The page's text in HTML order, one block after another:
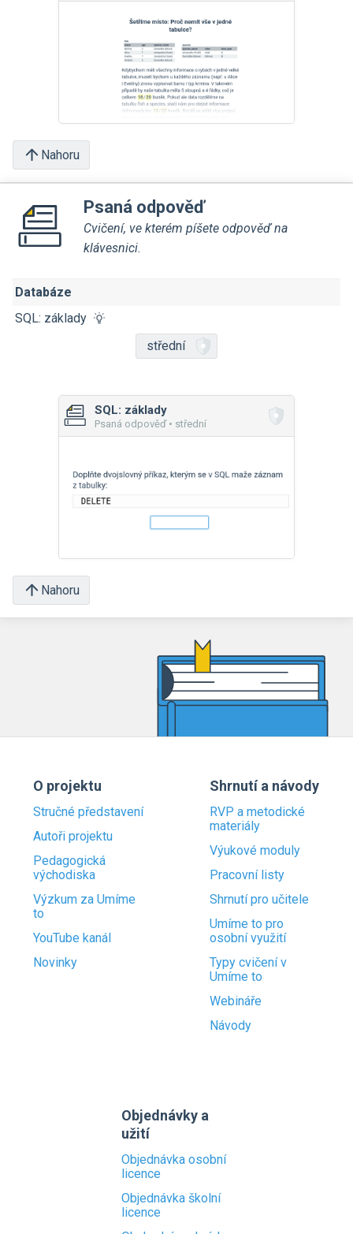
Nahoru
Psaná odpověď
Cvičení, ve kterém píšete odpověď na
klávesnici.
Databáze
SQL: základy
střední
SQL: základy
Psaná odpověď • střední
Nahoru
O projektu
Stručné představení
Autoři projektu
Pedagogická
východiska
Výzkum za Umíme
to
YouTube kanál
Novinky
Shrnutí a návody
RVP a metodické
materiály
Výukové moduly
Pracovní listy
Shrnutí pro učitele
Umíme to pro
osobní využití
Typy cvičení v
Umíme to
Webináře
Návody
Objednávky a
užití
Objednávka osobní
licence
Objednávka školní
licence